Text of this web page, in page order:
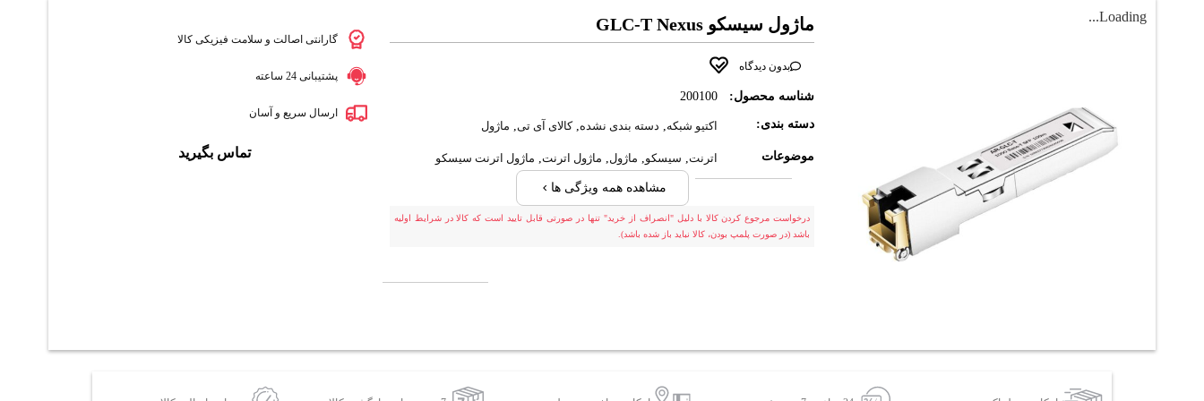
Loading... ماژول سيسکو GLC-T Nexus
بدون دیدگاه
شناسه محصول: 200100
دسته بندی: اکتیو شبکه دسته بندی نشده ,کالای آی تی ماژول
موضوعات اترنت, سیسکو ماژول ماژول اترنت, ماژول اترنت سیسکو
مشاهده همه ویژگی ها
درخواست مرجوع کردن کالا با دلیل "انصراف از خرید" تنها در صورتی قابل تایید است که کالا در شرایط اولیه
باشد (در صورت پلمپ بودن، کالا نباید باز شده باشد).
گارانتی اصالت و سلامت فیزیکی کالا
پشتیبانی 24 ساعته
ارسال سریع و آسان
تماس بگیرید